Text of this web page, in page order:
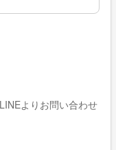
よりお問い合わせ